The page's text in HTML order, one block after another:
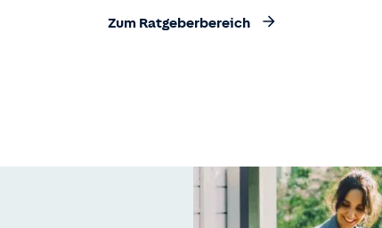
Zum Ratgeberbereich